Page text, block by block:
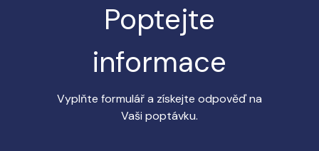
Poptejte
informace
Vyplňte formulář a získejte odpověď na
Vaši poptávku.